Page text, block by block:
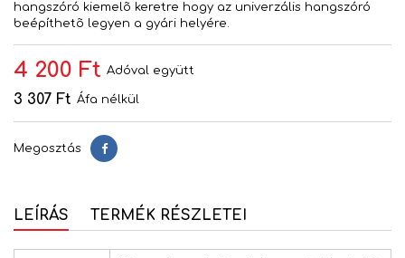
hangszóró kiemelõ keretre hogy az univerzális hangszóró
beépíthetõ legyen a gyári helyére.
4 200 Ft Adóval együtt
3 307 Ft Áfa nélkül
Megosztás Megosztás
LEÍRÁS TERMÉK RÉSZLETEI